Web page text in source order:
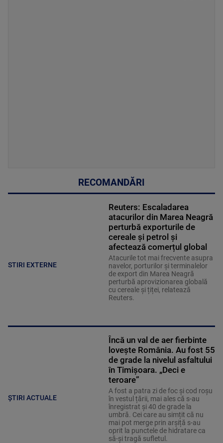
RECOMANDĂRI
STIRI EXTERNE
Reuters: Escaladarea
atacurilor din Marea Neagră
perturbă exporturile de
cereale și petrol și
afectează comerțul global
Atacurile tot mai frecvente asupra
navelor, porturilor și terminalelor
de export din Marea Neagră
perturbă aprovizionarea globală
cu cereale și țiței, relatează
Reuters.
ȘTIRI ACTUALE
Încă un val de aer fierbinte
lovește România. Au fost 55
de grade la nivelul asfaltului
în Timișoara. „Deci e
teroare”
A fost a patra zi de foc și cod roșu
în vestul țării, mai ales că s-au
înregistrat și 40 de grade la
umbră. Cei care au simțit că nu
mai pot merge prin arșiță s-au
oprit la punctele de hidratare ca
să-și tragă sufletul.